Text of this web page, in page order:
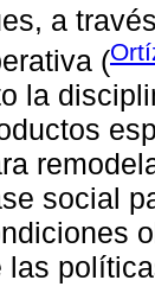
a
(
la
social
las